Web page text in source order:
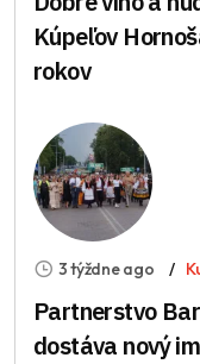
Kúpeľov
rokov
3 týždne ago
Partnerstvo
dostáva nový